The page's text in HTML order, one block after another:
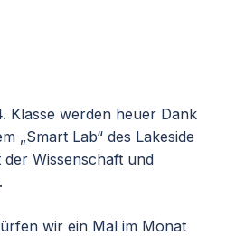
Klasse werden heuer Dank
„Smart Lab“ des Lakeside
Wissenschaft und
wir ein Mal im Monat